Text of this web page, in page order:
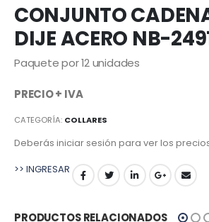
CONJUNTO
DIJE ACERO NB-
Paquete por 12 unidades
PRECIO + IVA
CATEGORÍA: COLLARES
Deberás iniciar sesión para ver los
>> INGRESAR
PRODUCTOS RELACIONADOS